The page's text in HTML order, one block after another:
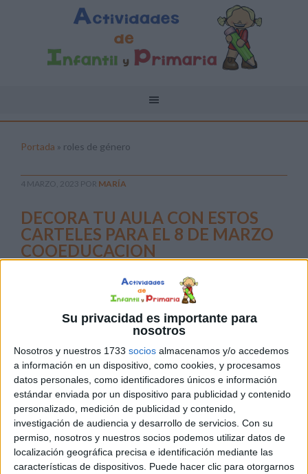
Su privacidad es importante para
nosotros
Nosotros y nuestros 1733 socios almacenamos y/o accedemos
a información en un dispositivo, como cookies, y procesamos
datos personales, como identificadores únicos e información
estándar enviada por un dispositivo para publicidad y contenido
personalizado, medición de publicidad y contenido,
investigación de audiencia y desarrollo de servicios. Con su
permiso, nosotros y nuestros socios podemos utilizar datos de
localización geográfica precisa e identificación mediante las
características de dispositivos. Puede hacer clic para otorgarnos
Portada » roles de género
4 MARZO, 2023 POR MARÍA
DECORA TU AULA CON ESTOS
CARTELES PARA EL 8 DE MARZO
COOEDUCACION
Internacional de la Mujer, que se celebra el 8 de marzo, es
una fecha muy importante para reflexionar sobre la lucha
por la igualdad de género y la importancia del papel de
las mujeres en la sociedad.
Publicado en:Para profesores y maestros
Etiquetado como: